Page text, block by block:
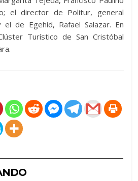
el director de Politur, general
el de Egehid, Rafael Salazar. En
Turístico de San Cristóbal